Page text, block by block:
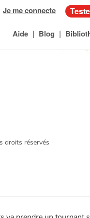
Je me connecte
Aide | Blog |
droits réservés